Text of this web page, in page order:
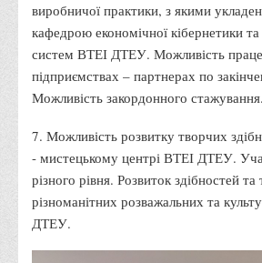
Психології
Права
Обліку та оподаткування
Фінансів
Іноземної філології та перекладу
Відділи
Реклами та зв'язків з громадськістю
Наукової роботи та міжнародної
Здобутки студентів
виробничої практики, з якими
кафедрою економічної кібернетики
систем ВТЕІ ДТЕУ. Можливість
підприємствах – партнерах по
Можливість закордонного стажування.
7. Можливість розвитку творчих
- мистецькому центрі ВТЕІ ДТЕУ.
різного рівня. Розвиток здібностей та
різноманітних розважальних та
ДТЕУ.